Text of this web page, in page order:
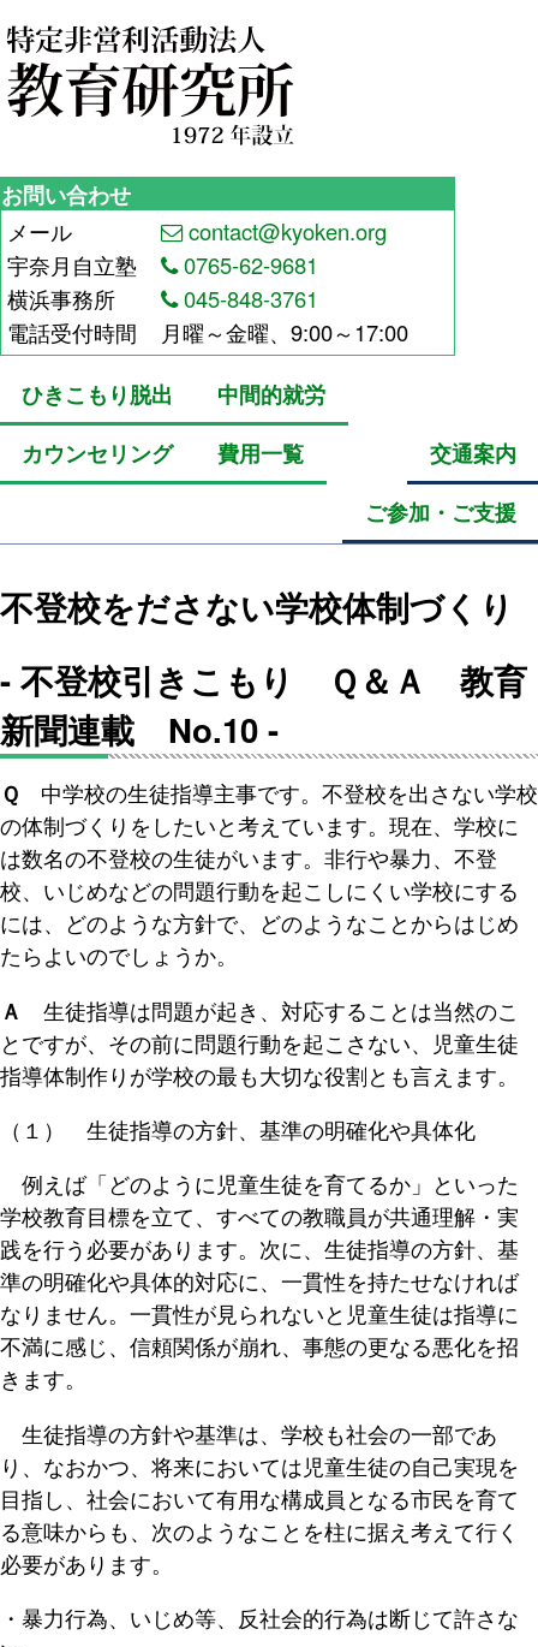
お問い合わせ
メール
contact@kyoken.org
宇奈月自立塾
0765-62-9681
横浜事務所
045-848-3761
電話受付時間
月曜～金曜、9:00～17:00
ひきこもり脱出
中間的就労
カウンセリング
費用一覧
交通案内
ご参加・ご支援
不登校をださない学校体制づくり
- 不登校引きこもり Ｑ＆Ａ 教育
新聞連載 No.10 -
Ｑ 中学校の生徒指導主事です。不登校を出さない学校
の体制づくりをしたいと考えています。現在、学校に
は数名の不登校の生徒がいます。非行や暴力、不登
校、いじめなどの問題行動を起こしにくい学校にする
には、どのような方針で、どのようなことからはじめ
たらよいのでしょうか。
Ａ
生徒指導は問題が起き、対応することは当然のこ
とですが、その前に問題行動を起こさない、児童生徒
指導体制作りが学校の最も大切な役割とも言えます。
（１） 生徒指導の方針、基準の明確化や具体化
例えば「どのように児童生徒を育てるか」といった
学校教育目標を立て、すべての教職員が共通理解・実
践を行う必要があります。次に、生徒指導の方針、基
準の明確化や具体的対応に、一貫性を持たせなければ
なりません。一貫性が見られないと児童生徒は指導に
不満に感じ、信頼関係が崩れ、事態の更なる悪化を招
きます。
生徒指導の方針や基準は、学校も社会の一部であ
り、なおかつ、将来においては児童生徒の自己実現を
目指し、社会において有用な構成員となる市民を育て
る意味からも、次のようなことを柱に据え考えて行く
必要があります。
・暴力行為、いじめ等、反社会的行為は断じて許さな